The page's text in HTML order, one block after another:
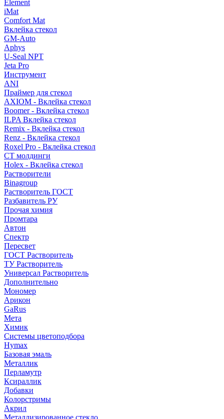
Element
iMat
Comfort Mat
Вклейка стекол
GM-Auto
Aphys
U-Seal NPT
Jeta Pro
Инструмент
ANI
Праймер для стекол
AXIOM - Вклейка стекол
Boomer - Вклейка стекол
ILPA Вклейка стекол
Remix - Вклейка стекол
Renz - Вклейка стекол
Roxel Pro - Вклейка стекол
СТ молдинги
Holex - Вклейка стекол
Растворители
Binagroup
Растворитель ГОСТ
Разбавитель РУ
Прочая химия
Промтара
Автон
Спектр
Пересвет
ГОСТ Растворитель
ТУ Растворитель
Универсал Растворитель
Дополнительно
Мономер
Арикон
GaRus
Мета
Химик
Системы цветоподбора
Hymax
Базовая эмаль
Металлик
Перламутр
Ксираллик
Добавки
Колорстримы
Акрил
Металлизированное стекло